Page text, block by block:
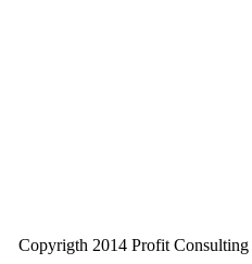
Copyrigth